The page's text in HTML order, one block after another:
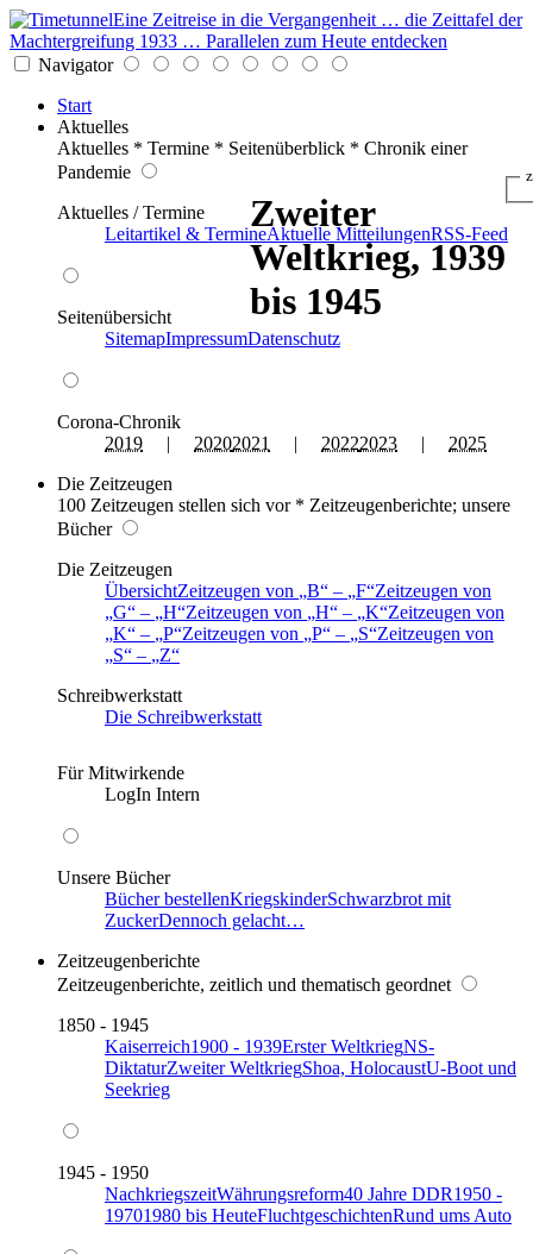
Eine Zeitreise in die Vergangenheit … die Zeittafel der
Machtergreifung 1933 … Parallelen zum Heute entdecken
Navigator
Start
Aktuelles
Aktuelles * Termine * Seitenüberblick * Chronik einer
Pandemie
Aktuelles / Termine
Leitartikel & TermineAktuelle MitteilungenRSS-Feed
Seitenübersicht
SitemapImpressumDatenschutz
Corona-Chronik
2019 | 20202021 | 20222023 | 2025
Die Zeitzeugen
100 Zeitzeugen stellen sich vor * Zeitzeugenberichte; unsere
Bücher
Die Zeitzeugen
ÜbersichtZeitzeugen von B – F Zeitzeugen von
G
– H Zeitzeugen von H – K Zeitzeugen von
K
– P Zeitzeugen von P – S Zeitzeugen von
S
–
Z
Schreibwerkstatt
Die Schreibwerkstatt
Für Mitwirkende
LogIn Intern
Unsere Bücher
Bücher bestellenKriegskinderSchwarzbrot mit
ZuckerDennoch gelacht…
Zeitzeugenberichte
Zeitzeugenberichte, zeitlich und thematisch geordnet
1850 - 1945
Kaiserreich1900 - 1939Erster WeltkriegNS-
DiktaturZweiter WeltkriegShoa, HolocaustU-Boot und
Seekrieg
1945 - 1950
NachkriegszeitWährungsreform40 Jahre DDR1950 -
19701980 bis HeuteFluchtgeschichtenRund ums Auto
Zweiter
Weltkrieg, 1939
bis 1945